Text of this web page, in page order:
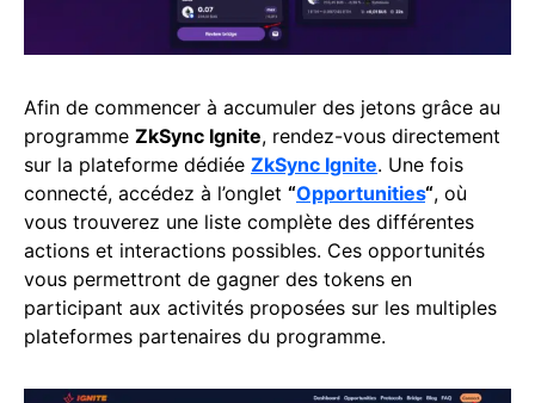
Afin de commencer à accumuler des jetons grâce au
programme ZkSync Ignite, rendez-vous directement
sur la plateforme dédiée ZkSync Ignite. Une fois
connecté, accédez à l’onglet “Opportunities“, où
vous trouverez une liste complète des différentes
actions et interactions possibles. Ces opportunités
vous permettront de gagner des tokens en
participant aux activités proposées sur les multiples
plateformes partenaires du programme.